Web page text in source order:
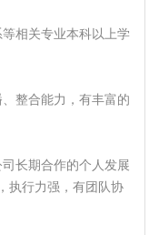
相关专业本科以上学
整合能力，有丰富的
长期合作的个人发展
执行力强，有团队协